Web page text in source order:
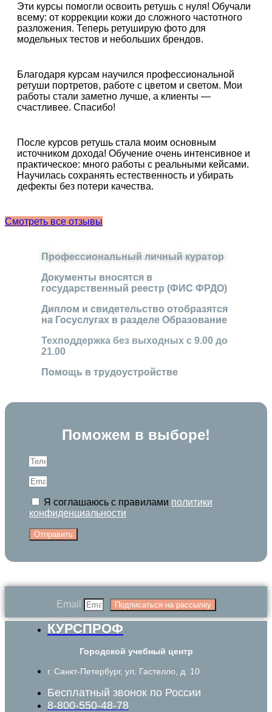
Эти курсы помогли освоить ретушь с нуля! Обучали
всему: от коррекции кожи до сложного частотного
разложения. Теперь ретуширую фото для
модельных тестов и небольших брендов.
Благодаря курсам научился профессиональной
ретуши портретов, работе с цветом и светом. Мои
работы стали заметно лучше, а клиенты —
счастливее. Спасибо!
После курсов ретушь стала моим основным
источником дохода! Обучение очень интенсивное и
практическое: много работы с реальными кейсами.
Научилась сохранять естественность и убирать
дефекты без потери качества.
Смотреть все отзывы
Профессиональный личный куратор
Документы вносятся в
государственный реестр (ФИС ФРДО)
Диплом и свидетельство отобразятся
на Госуслугах в разделе Образование
Техподдержка без выходных с 9.00 до
21.00
Помощь в трудоустройстве
Поможем в выборе!
Я соглашаюсь с правилами политики
конфиденциальности
Отправить
Email Подписаться на рассылку
КУРСПРОФ
Городской учебный центр
г. Санкт-Петербург, ул. Гастелло, д. 10
Бесплатный звонок по России
8-800-550-48-78